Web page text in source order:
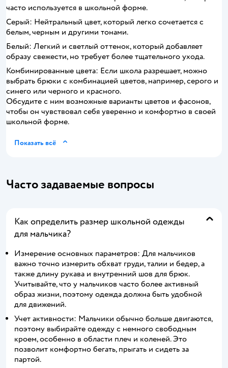
часто используется в школьной форме.
Серый: Нейтральный цвет, который легко сочетается с
белым, черным и другими тонами.
Белый: Легкий и светлый оттенок, который добавляет
образу свежести, но требует более тщательного ухода.
Комбинированные цвета: Если школа разрешает, можно
выбрать брюки с комбинацией цветов, например, серого и
синего или черного и красного.
Обсудите с ним возможные варианты цветов и фасонов,
чтобы он чувствовал себя уверенно и комфортно в своей
школьной форме.
Показать всё
Часто задаваемые вопросы
Как определить размер школьной одежды
для мальчика?
Измерение основных параметров: Для мальчиков
важно точно измерить обхват груди, талии и бедер, а
также длину рукава и внутренний шов для брюк.
Учитывайте, что у мальчиков часто более активный
образ жизни, поэтому одежда должна быть удобной
для движений.
Учет активности: Мальчики обычно больше двигаются,
поэтому выбирайте одежду с немного свободным
кроем, особенно в области плеч и коленей. Это
позволит комфортно бегать, прыгать и сидеть за
партой.